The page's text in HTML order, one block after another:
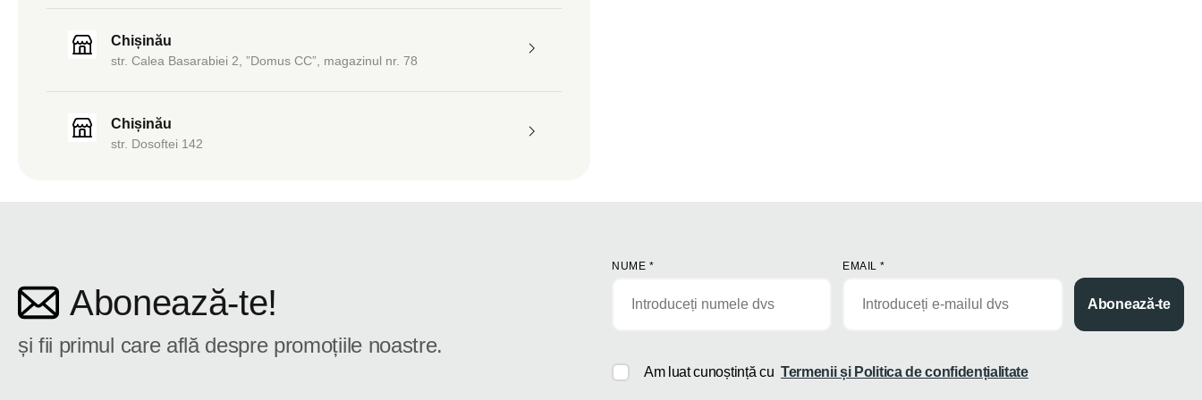
Chișinău
str. Calea Basarabiei 2, ”Domus CC”, magazinul nr. 78
Chișinău
str. Dosoftei 142
Abonează-te!
și fii primul care află despre promoțiile noastre.
NUME * EMAIL*
Abonează-te
Am luat cunoștință cu Termenii și Politica de confidențialitate